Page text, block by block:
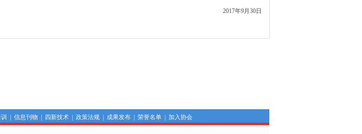
2017年9月30日
信息刊物 四新技术| 政策法规| 成果发布| 荣誉名单| 加入协会